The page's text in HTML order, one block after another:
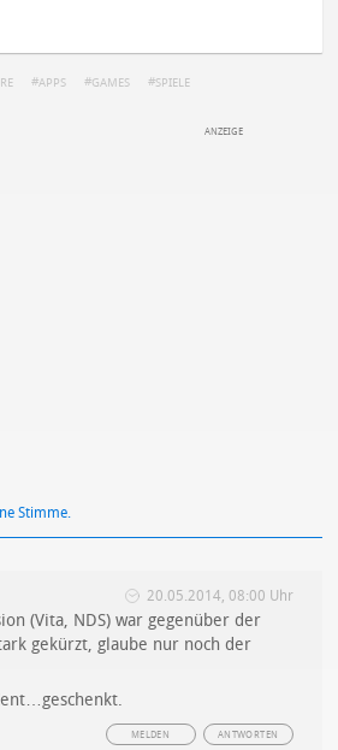
APPS GAMES SPIELE
Stimme.
20.05.2014, 08:00 Uhr
(Vita, NDS) war gegenüber der
gekürzt, glaube nur noch der
ANTWORTEN
MELDEN